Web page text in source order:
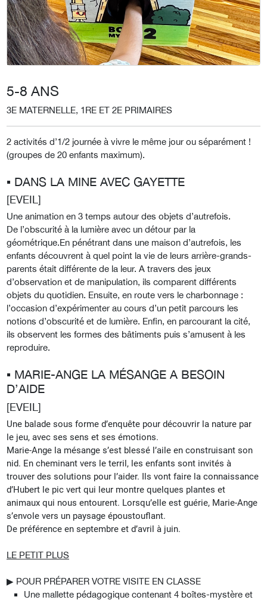
5-8 ANS
3E MATERNELLE, 1RE ET 2E PRIMAIRES
2 activités d’1/2 journée à vivre le même jour ou séparément !
(groupes de 20 enfants maximum).
▪︎ DANS LA MINE AVEC GAYETTE
[EVEIL]
Une animation en 3 temps autour des objets d’autrefois.
De l’obscurité à la lumière avec un détour par la
géométrique.En pénétrant dans une maison d’autrefois, les
enfants découvrent à quel point la vie de leurs arrière-grands-
parents était différente de la leur. A travers des jeux
d’observation et de manipulation, ils comparent différents
objets du quotidien. Ensuite, en route vers le charbonnage :
l’occasion d’expérimenter au cours d’un petit parcours les
notions d’obscurité et de lumière. Enfin, en parcourant la cité,
ils observent les formes des bâtiments puis s’amusent à les
reproduire.
▪︎ MARIE-ANGE LA MÉSANGE A BESOIN
D’AIDE
[EVEIL]
Une balade sous forme d’enquête pour découvrir la nature par
le jeu, avec ses sens et ses émotions.
Marie-Ange la mésange s’est blessé l’aile en construisant son
nid. En cheminant vers le terril, les enfants sont invités à
trouver des solutions pour l’aider. Ils vont faire la connaissance
d’Hubert le pic vert qui leur montre quelques plantes et
animaux qui nous entourent. Lorsqu’elle est guérie, Marie-Ange
s’envole vers un paysage époustouflant.
De préférence en septembre et d’avril à juin.
LE PETIT PLUS
▶︎ POUR PRÉPARER VOTRE VISITE EN CLASSE
Une mallette pédagogique contenant 4 boîtes-mystère et